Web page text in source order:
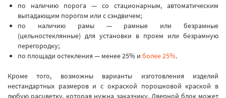
по наличию порога — со стационарным, автоматическим
выпадающим порогом или с сэндвичем;
по наличию рамы — рамные или безрамные
(цельностеклянные) для установки в проем или безрамную
перегородку;
по площади остекления — менее 25% и более 25%.
Кроме того, возможны варианты изготовления изделий
нестандартных размеров и с окраской порошковой краской в
любую расцветку, которая нужна заказчику. Дверной блок может